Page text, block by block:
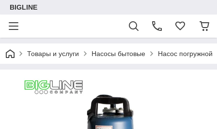
BIGLINE
Товары и услуги Насосы бытовые Насос погружной